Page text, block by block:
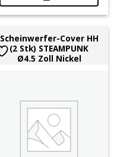
Scheinwerfer-Cover HH
(2 Stk) STEAMPUNK
Ø4.5 Zoll Nickel